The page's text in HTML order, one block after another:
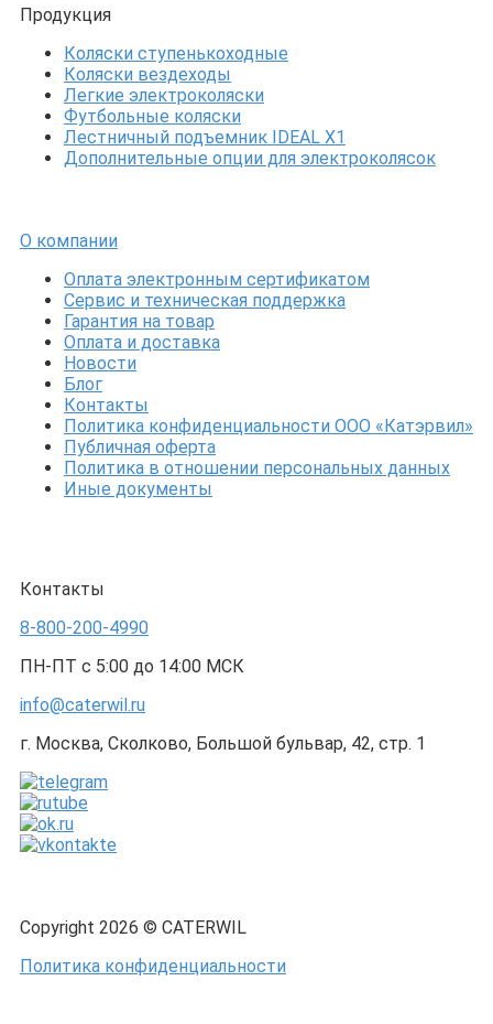
Продукция
Коляски ступенькоходные
Коляски вездеходы
Легкие электроколяски
Футбольные коляски
Лестничный подъемник IDEAL X1
Дополнительные опции для электроколясок
О компании
Оплата электронным сертификатом
Сервис и техническая поддержка
Гарантия на товар
Оплата и доставка
Новости
Блог
Контакты
Политика конфиденциальности ООО «Катэрвил»
Публичная оферта
Политика в отношении персональных данных
Иные документы
Контакты
8-800-200-4990
ПН-ПТ с 5:00 до 14:00 МСК
info@caterwil.ru
г. Москва, Сколково, Большой бульвар, 42, стр. 1
Copyright 2026 © CATERWIL
Политика конфиденциальности